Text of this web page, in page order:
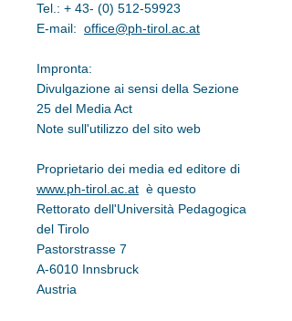
Tel.: + 43- (0) 512-59923
E-mail: office@ph-tirol.ac.at
Impronta:
Divulgazione ai sensi della Sezione
25 del Media Act
Note sull'utilizzo del sito web
Proprietario dei media ed editore di
www.ph-tirol.ac.at è questo
Rettorato dell'Università Pedagogica
del Tirolo
Pastorstrasse 7
A-6010 Innsbruck
Austria